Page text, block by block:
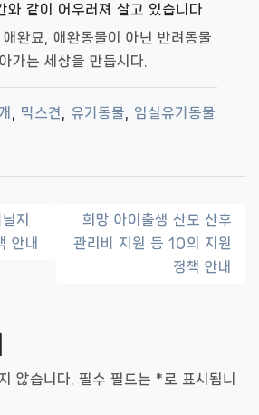
와 같이 어우러져 살고 있습니다
완묘, 애완동물이 아닌 반려동물
가는 세상을 만듭시다.
개 믹스견 유기동물
임실유기동물
지
안내
희망 아이출생 산모 산후
관리비 지원 등 10의 지원
정책 안내
않습니다. 필수 필드는 * 로 표시됩니